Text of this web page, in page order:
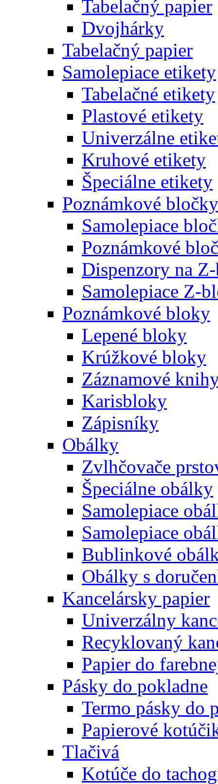
Tabelačný papier
Dvojhárky
Tabelačný papier
Samolepiace etikety
Tabelačné etikety
Plastové etikety
Univerzálne
Kruhové etikety
Špeciálne etikety
Poznámkové bločky
Samolepiace
Poznámkové
Dispenzory na
Samolepiace Z-
Poznámkové bloky
Lepené bloky
Krúžkové bloky
Záznamové
Karisbloky
Zápisníky
Obálky
Zvlhčovače
Špeciálne obálky
Samolepiace
Samolepiace
Bublinkové
Obálky s
Kancelársky papier
Univerzálny
Recyklovaný
Papier do
Pásky do pokladne
Termo pásky do
Papierové
Tlačivá
Kotúče do